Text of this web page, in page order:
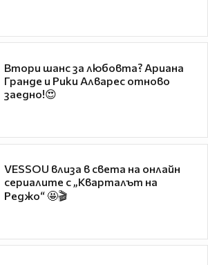
Втори шанс за любовта? Ариана
Гранде и Рики Алварес отново
заедно!😍
VESSOU влиза в света на онлайн
сериалите с „Кварталът на
Реджо“ 🤩🎬